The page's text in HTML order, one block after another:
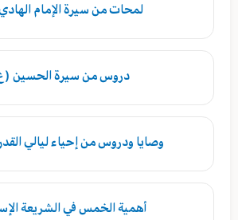
لمحات من سيرة الإمام
دروس من سيرة الحسين
وصايا ودروس من إحياء ليالي
أهمية الخمس في الشريعة